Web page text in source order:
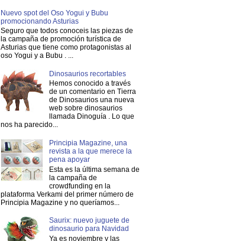
Nuevo spot del Oso Yogui y Bubu
promocionando Asturias
Seguro que todos conoceis las piezas de
la campaña de promoción turística de
Asturias que tiene como protagonistas al
oso Yogui y a Bubu . ...
Dinosaurios recortables
Hemos conocido a través
de un comentario en Tierra
de Dinosaurios una nueva
web sobre dinosaurios
llamada Dinoguía . Lo que
nos ha parecido...
Principia Magazine, una
revista a la que merece la
pena apoyar
Esta es la última semana de
la campaña de
crowdfunding en la
plataforma Verkami del primer número de
Principia Magazine y no queríamos...
Saurix: nuevo juguete de
dinosaurio para Navidad
Ya es noviembre y las